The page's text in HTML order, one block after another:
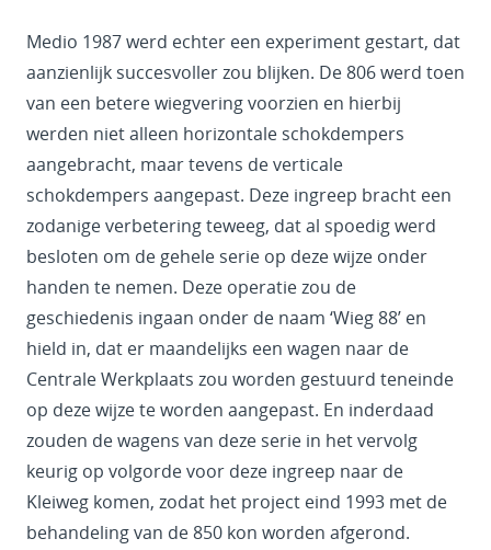
Medio 1987 werd echter een experiment gestart, dat
aanzienlijk succesvoller zou blijken. De 806 werd toen
van een betere wiegvering voorzien en hierbij
werden niet alleen horizontale schokdempers
aangebracht, maar tevens de verticale
schokdempers aangepast. Deze ingreep bracht een
zodanige verbetering teweeg, dat al spoedig werd
besloten om de gehele serie op deze wijze onder
handen te nemen. Deze operatie zou de
geschiedenis ingaan onder de naam ‘Wieg 88’ en
hield in, dat er maandelijks een wagen naar de
Centrale Werkplaats zou worden gestuurd teneinde
op deze wijze te worden aangepast. En inderdaad
zouden de wagens van deze serie in het vervolg
keurig op volgorde voor deze ingreep naar de
Kleiweg komen, zodat het project eind 1993 met de
behandeling van de 850 kon worden afgerond.